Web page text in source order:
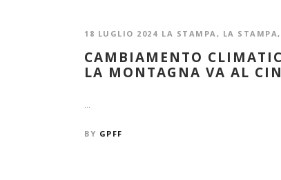
18 LUGLIO 2024 LA STAMPA , LA STAMPA ,
CAMBIAMENTO
LA MONTAGNA VA AL
...
BY GPFF